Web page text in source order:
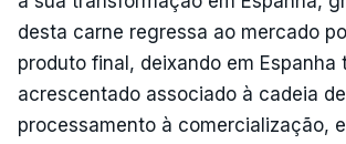
desta carne regressa ao mercado
produto final, deixando em Espanha
acrescentado associado à cadeia
processamento à comercialização,